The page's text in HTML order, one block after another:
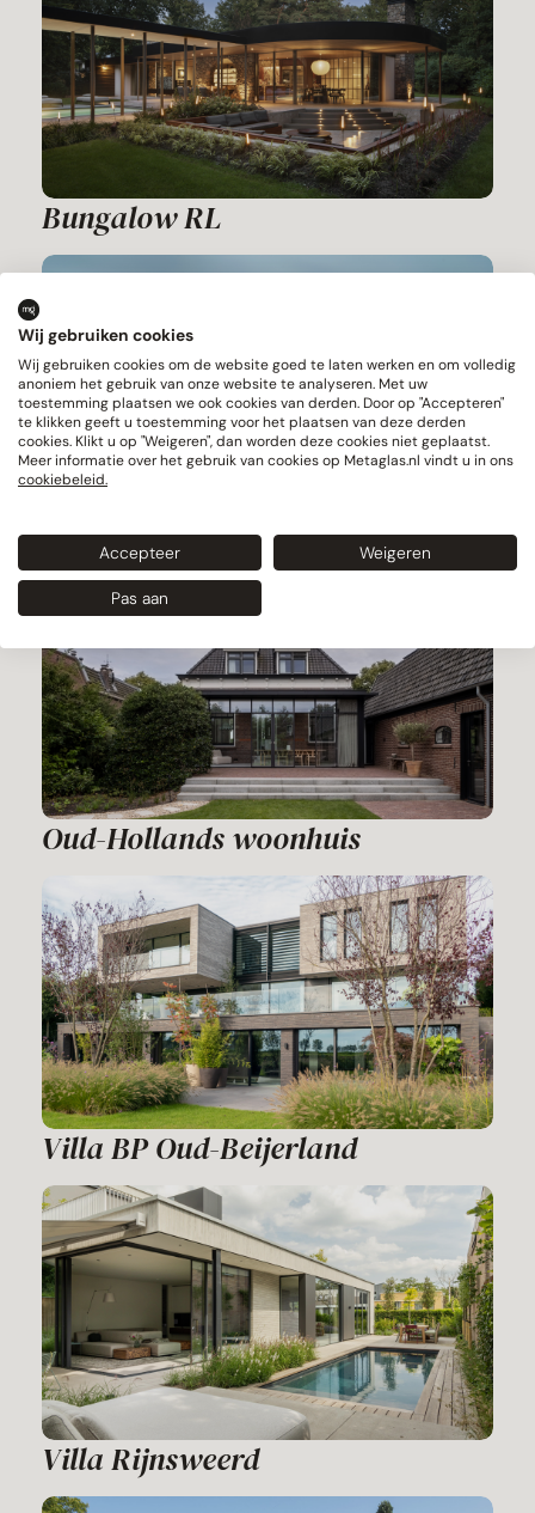
Bungalow RL
Villa Kaatsheuvel
Oud-Hollands woonhuis
Villa BP Oud-Beijerland
Villa Rijnsweerd
Wij gebruiken cookies
Wij gebruiken cookies om de website goed te laten werken en om volledig
anoniem het gebruik van onze website te analyseren. Met uw
toestemming plaatsen we ook cookies van derden. Door op "Accepteren"
te klikken geeft u toestemming voor het plaatsen van deze derden
cookies. Klikt u op "Weigeren", dan worden deze cookies niet geplaatst.
Meer informatie over het gebruik van cookies op Metaglas.nl vindt u in ons
cookiebeleid.
Accepteer Weigeren
Pas aan